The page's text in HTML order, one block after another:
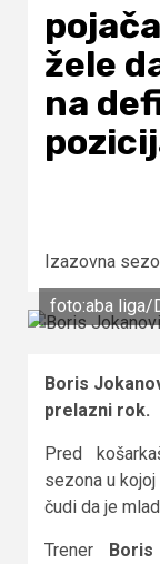
žele
na
Izazovna
foto:aba liga/
Boris
prelazni rok.
Pred
sezona u
čudi da je
Trener